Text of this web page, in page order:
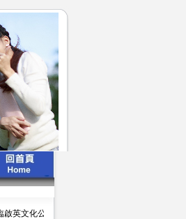
啟英文化公司 ~ ~ ~ 啟英出版 、 專業領航